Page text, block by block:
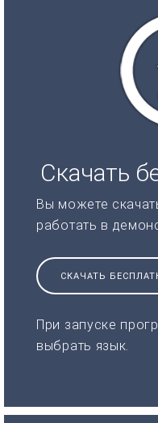
Скачать
Вы можете
работать в
СКАЧАТЬ
При запуске
выбрать язык.